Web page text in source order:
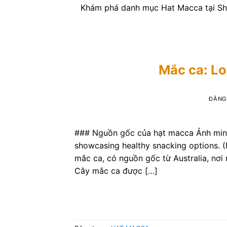
Khám phá danh mục Hat Macca tại
Mắc ca:
### Nguồn gốc của hạt macca Ảnh
showcasing healthy snacking options.
mắc ca, có nguồn gốc từ Australia,
Cây mắc ca được […]